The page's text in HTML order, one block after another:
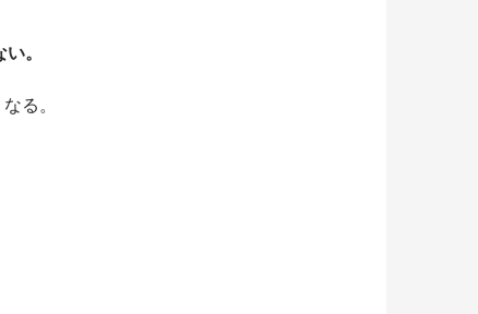
。
る。